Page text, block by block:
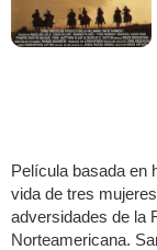
Película basada en
vida de tres
adversidades de la
Norteamericana.